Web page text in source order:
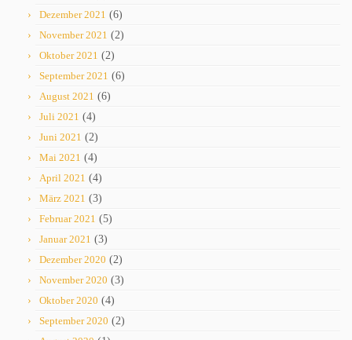
Dezember 2021 (6)
November 2021 (2)
Oktober 2021 (2)
September 2021 (6)
August 2021 (6)
Juli 2021 (4)
Juni 2021 (2)
Mai 2021 (4)
April 2021 (4)
März 2021 (3)
Februar 2021 (5)
Januar 2021 (3)
Dezember 2020 (2)
November 2020 (3)
Oktober 2020 (4)
September 2020 (2)